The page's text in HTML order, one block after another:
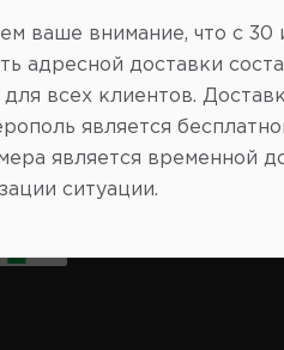
изменениями
к оплате карты
ваше внимание, что c 30
адресной доставки
для всех клиентов.
является
является временной
ситуации.